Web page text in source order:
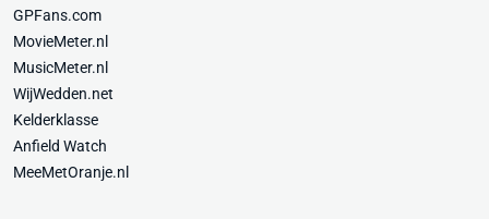
GPFans.com
MovieMeter.nl
MusicMeter.nl
WijWedden.net
Kelderklasse
Anfield Watch
MeeMetOranje.nl